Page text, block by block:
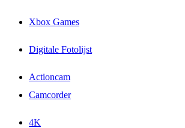
Xbox Games
Digitale Fotolijst
Actioncam
Camcorder
4K